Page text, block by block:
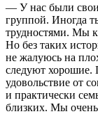
— У нас были свои
группой. Иногда
трудностями. Мы
Но без таких
не жалуюсь на
следуют хорошие.
удовольствие от
и практически
близких. Мы